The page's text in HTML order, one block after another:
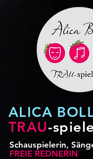
ALICA
TRAU-
Schauspielerin,
FREIE REDNERIN